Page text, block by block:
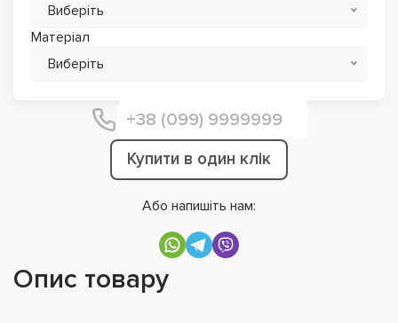
Виберіть
Матеріал
Виберіть
Купити в один клік
Або напишіть нам:
Опис товару